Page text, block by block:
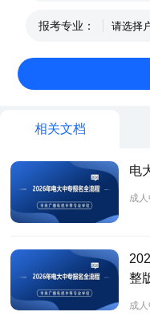
报考专业：
相关文档
电
成
整
成